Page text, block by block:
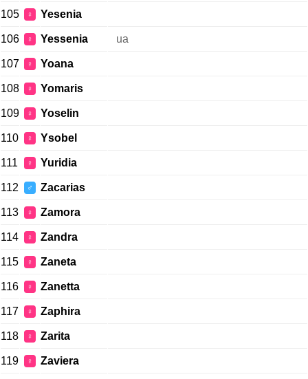
105 ♀ Yesenia
106 ♀ Yessenia ua
107 ♀ Yoana
108 ♀ Yomaris
109 ♀ Yoselin
110 ♀ Ysobel
111 ♀ Yuridia
112 ♂ Zacarias
113 ♀ Zamora
114 ♀ Zandra
115 ♀ Zaneta
116 ♀ Zanetta
117 ♀ Zaphira
118 ♀ Zarita
119 ♀ Zaviera